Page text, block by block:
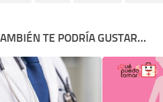
TE PODRÍA GUSTAR...